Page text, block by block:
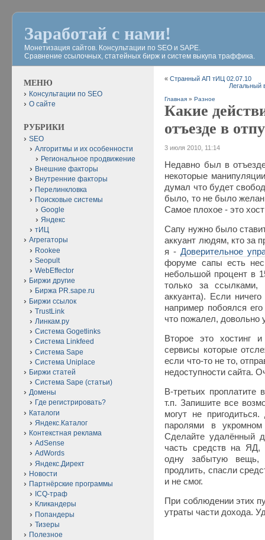
Заработай с нами!
Монетизация сайтов. Консультации по SEO и SAPE.
Сравнение ссылочных, статейных бирж и систем выкупа траффика.
«Странный АП тИЦ 02.07.10
Легальный
Главная »Разное
Какие
отъезде в
3 июля 2010, 11:14
Недавно был в
некоторые
думал что будет
было, то не было
Самое плохое - это
Сапу нужно было
аккуант людям, кто за
я -Доверительное
форуме сапы есть
небольшой процент в
только за
аккуанта). Если
например побоялся
что пожалел,
Второе это хостинг
сервисы которые
если что-то не то,
недоступности сайта.
В-третьих
т.п. Запишите все
могут не
паролями в
Сделайте удалённый
часть средств на ЯД,
одну забытую вещь,
продлить, спасли
и не смог.
При соблюдении этих
утраты части дохода.
МЕНЮ
Консультации по SEO
О сайте
РУБРИКИ
SEO
Алгоритмы и их особенности
Региональное продвижение
Внешние факторы
Внутренние факторы
Перелинкловка
Поисковые системы
Google
Яндекс
тИЦ
Агрегаторы
Rookee
Seopult
WebEffector
Биржи другие
Биржа PR.sape.ru
Биржи ссылок
TrustLink
Линкам.ру
Система Gogetlinks
Система Linkfeed
Система Sape
Система Uniplace
Биржи статей
Система Sape (статьи)
Домены
Где регистрировать?
Каталоги
Яндекс.Каталог
Контекстная реклама
AdSense
AdWords
Яндекс.Директ
Новости
Партнёрские программы
ICQ-траф
Кликандеры
Попандеры
Тизеры
Полезное